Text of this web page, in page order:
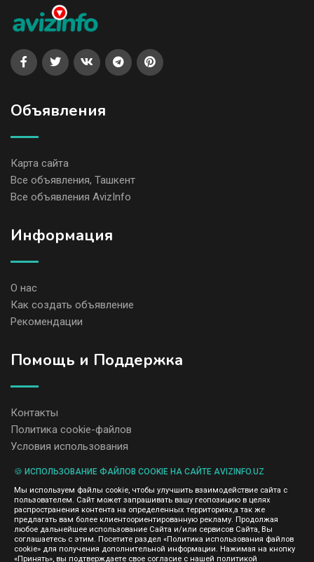
Объявления
Карта сайта
Все объявления, Ташкент
Все объявления AvizInfo
Информация
О нас
Как создать объявление
Рекомендации
Помощь и Поддержка
Контакты
Политика cookie-файлов
Условия использования
содержание размещенных объявлений.
Мы ценим конфиденциальность наших пользователей. Мы не
передаем и не продаем личную информацию зарегистрированных
пользователей AvizInfo.uz третьим лицам. Мы не отвечаем за
правила конфиденциальности сайтов на которые ссылается
AvizInfo.uz. На некоторых страницах нашего сайта представлена
реклама Google Adsense Advertising Network. Чтобы узнать
🍪 ИСПОЛЬЗОВАНИЕ ФАЙЛОВ COOKIE НА САЙТЕ AVIZINFO.UZ
Мы используем файлы cookie, чтобы улучшить взаимодействие сайта с
пользователем. Сайт может запрашивать вашу геопозицию в целях
распространения контента на определенных территориях,а так же
предлагать вам более клиентоориентированную рекламу. Продолжая
любое дальнейшее использование Сайта и/или сервисов Сайта, Вы
соглашаетесь с этим. Посетите раздел «Политика использования файлов
cookie» для получения дополнительной информации. Нажимая на кнопку
«Принять», вы подтверждаете свое согласие с нашей политикой